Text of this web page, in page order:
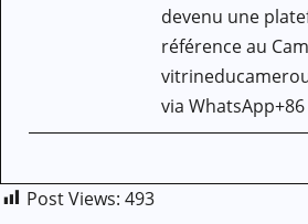
devenu une
référence au
via
Post Views: 493